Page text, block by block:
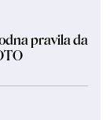
pravila da